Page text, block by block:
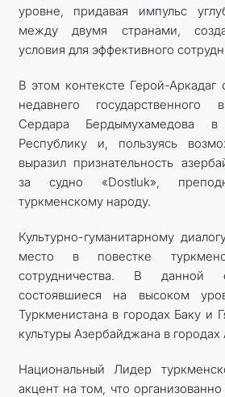
уровне, придавая импульс
между двумя странами,
условия для эффективного
В этом контексте Герой-Аркадаг
недавнего государственного
Сердара Бердымухамедова в
Республику и, пользуясь
выразил признательность
за судно «Dostluk»,
туркменскому народу.
Культурно-гуманитарному
место в повестке туркмено-
сотрудничества. В данной
состоявшиеся на высоком
Туркменистана в городах Баку и
культуры Азербайджана в
Национальный Лидер
акцент на том, что